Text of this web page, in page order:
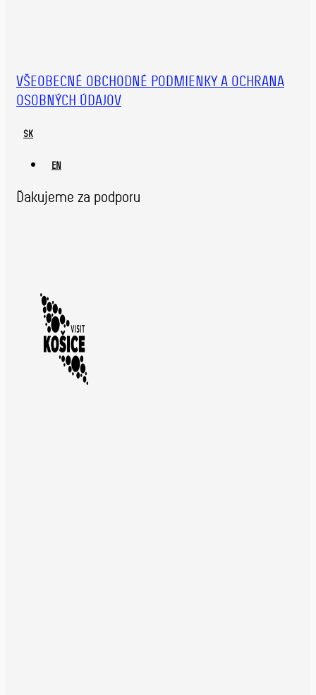
VŠEOBECNÉ OBCHODNÉ PODMIENKY A OCHRANA
OSOBNÝCH ÚDAJOV
SK
EN
Ďakujeme za podporu